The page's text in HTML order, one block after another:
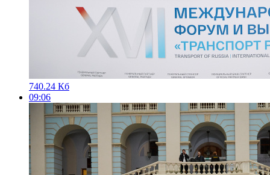
740.24 Кб
09:06